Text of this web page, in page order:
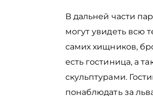
В дальней части
могут увидеть всю
самих хищников,
есть гостиница, а
скульптурами.
понаблюдать за